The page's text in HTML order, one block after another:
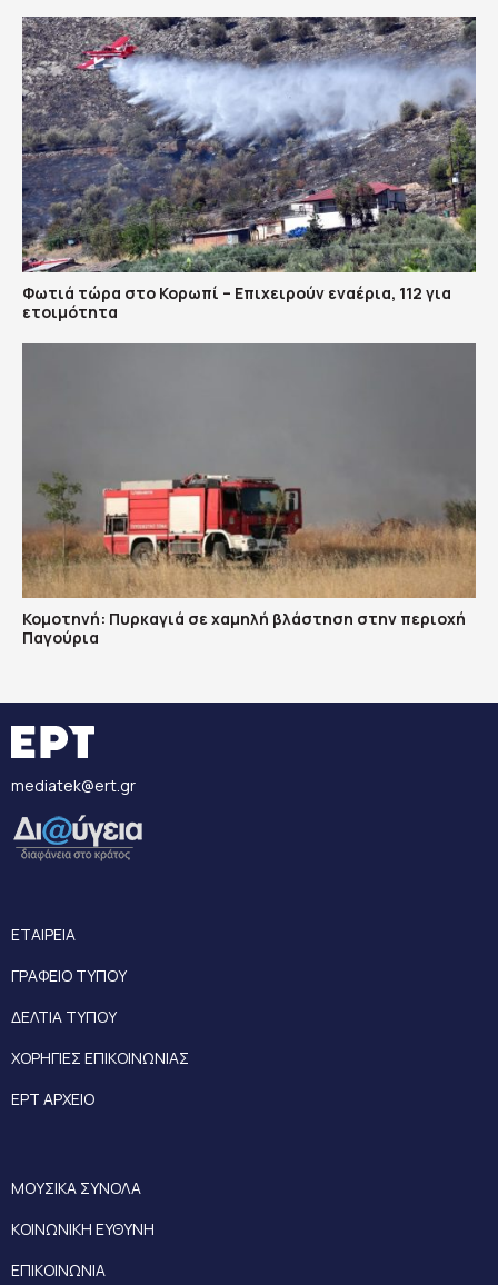
Φωτιά τώρα στο Κορωπί – Επιχειρούν εναέρια, 112 για
ετοιμότητα
Κομοτηνή: Πυρκαγιά σε χαμηλή βλάστηση στην περιοχή
Παγούρια
mediatek@ert.gr
ΕΤΑΙΡΕΙΑ
ΓΡΑΦΕΙΟ ΤΥΠΟΥ
ΔΕΛΤΙΑ ΤΥΠΟΥ
ΧΟΡΗΓΙΕΣ ΕΠΙΚΟΙΝΩΝΙΑΣ
ΕΡΤ ΑΡΧΕΙΟ
ΜΟΥΣΙΚΑ ΣΥΝΟΛΑ
ΚΟΙΝΩΝΙΚΗ ΕΥΘΥΝΗ
ΕΠΙΚΟΙΝΩΝΙΑ